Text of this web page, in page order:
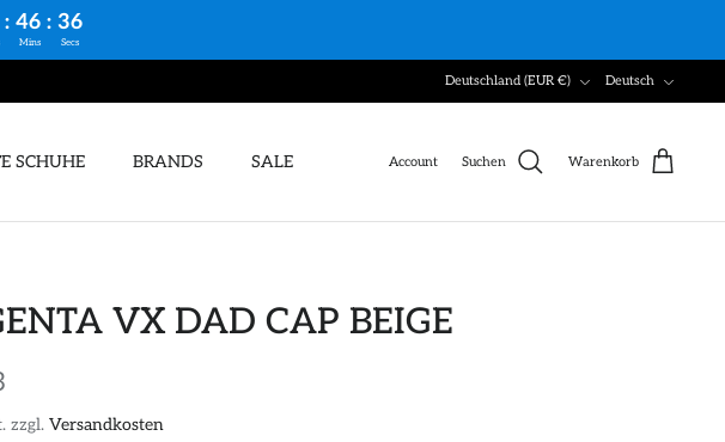
: 46 : 35
Mins Secs
Deutschland (EUR €) Deutsch
SCHUHE BRANDS SALE Account Suchen Warenkorb
VX DAD CAP BEIGE
zzgl.Versandkosten